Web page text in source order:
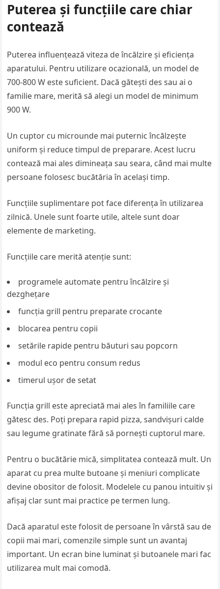
Puterea și funcțiile care chiar
contează
Puterea influențează viteza de încălzire și eficiența
aparatului. Pentru utilizare ocazională, un model de
700-800 W este suficient. Dacă gătești des sau ai o
familie mare, merită să alegi un model de minimum
900 W.
Un cuptor cu microunde mai puternic încălzește
uniform și reduce timpul de preparare. Acest lucru
contează mai ales dimineața sau seara, când mai multe
persoane folosesc bucătăria în același timp.
Funcțiile suplimentare pot face diferența în utilizarea
zilnică. Unele sunt foarte utile, altele sunt doar
elemente de marketing.
Funcțiile care merită atenție sunt:
programele automate pentru încălzire și
dezghețare
funcția grill pentru preparate crocante
blocarea pentru copii
setările rapide pentru băuturi sau popcorn
modul eco pentru consum redus
timerul ușor de setat
Funcția grill este apreciată mai ales în familiile care
gătesc des. Poți prepara rapid pizza, sandvișuri calde
sau legume gratinate fără să pornești cuptorul mare.
Pentru o bucătărie mică, simplitatea contează mult. Un
aparat cu prea multe butoane și meniuri complicate
devine obositor de folosit. Modelele cu panou intuitiv și
afișaj clar sunt mai practice pe termen lung.
Dacă aparatul este folosit de persoane în vârstă sau de
copii mai mari, comenzile simple sunt un avantaj
important. Un ecran bine luminat și butoanele mari fac
utilizarea mult mai comodă.